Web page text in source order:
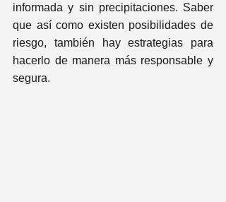
informada y sin precipitaciones. Saber
que así como existen posibilidades de
riesgo, también hay estrategias para
hacerlo de manera más responsable y
segura.